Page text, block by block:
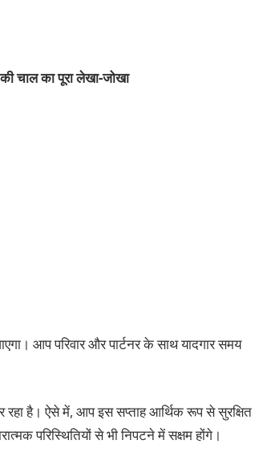
चाल का पूरालेखा-जोखा
आप परिवार और पार्टनर के साथ यादगार समय
है। ऐसे में, आप इस सप्ताह आर्थिक रूप से सुरक्षित
परिस्थितियों से भी निपटने में सक्षम होंगे।